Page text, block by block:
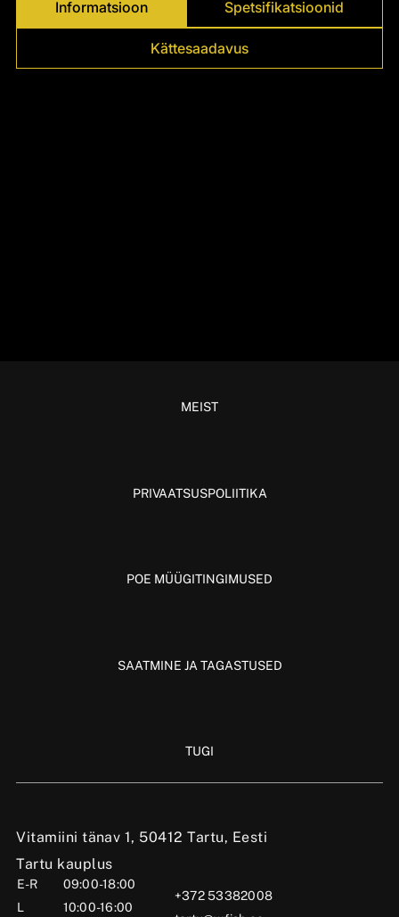
Informatsioon Spetsifikatsioonid
Kättesaadavus
Vitamiini tänav 1, 50412 Tartu, Eesti
Tartu kauplus
E-R
09:00-18:00
L
10:00-16:00
+372 53382008
MEIST
PRIVAATSUSPOLIITIKA
POE MÜÜGITINGIMUSED
SAATMINE JA TAGASTUSED
TUGI